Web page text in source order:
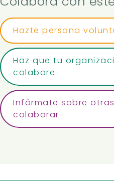
Hazte persona
Haz que tu
colabore
Infórmate sobre
colaborar